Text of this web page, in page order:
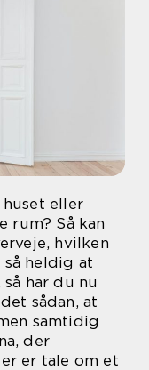
eller
rum? Så kan
hvilken
heldig at
har du nu
sådan, at
samtidig
der
er tale om et